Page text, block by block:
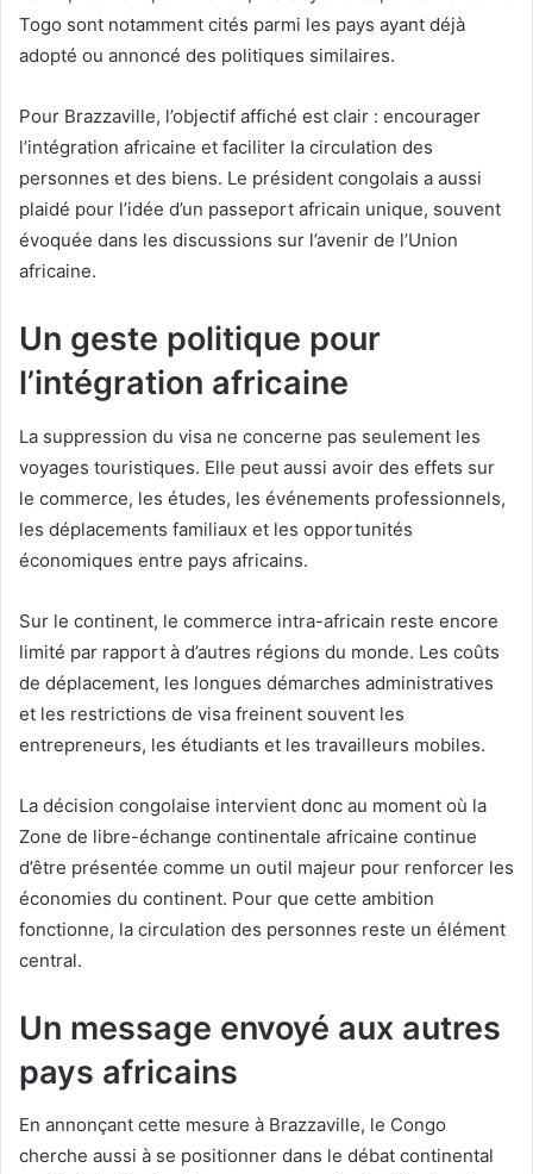
Togo sont notamment cités parmi les pays ayant déjà
adopté ou annoncé des politiques similaires.
Pour Brazzaville, l’objectif affiché est clair : encourager
l’intégration africaine et faciliter la circulation des
personnes et des biens. Le président congolais a aussi
plaidé pour l’idée d’un passeport africain unique, souvent
évoquée dans les discussions sur l’avenir de l’Union
africaine.
Un geste politique pour
l’intégration africaine
La suppression du visa ne concerne pas seulement les
voyages touristiques. Elle peut aussi avoir des effets sur
le commerce, les études, les événements professionnels,
les déplacements familiaux et les opportunités
économiques entre pays africains.
Sur le continent, le commerce intra-africain reste encore
limité par rapport à d’autres régions du monde. Les coûts
de déplacement, les longues démarches administratives
et les restrictions de visa freinent souvent les
entrepreneurs, les étudiants et les travailleurs mobiles.
La décision congolaise intervient donc au moment où la
Zone de libre-échange continentale africaine continue
d’être présentée comme un outil majeur pour renforcer les
économies du continent. Pour que cette ambition
fonctionne, la circulation des personnes reste un élément
central.
Un message envoyé aux autres
pays africains
En annonçant cette mesure à Brazzaville, le Congo
cherche aussi à se positionner dans le débat continental